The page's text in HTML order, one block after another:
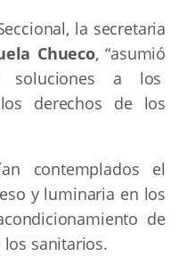
la secretaria
Chueco, “asumió
a los
derechos de los
contemplados el
y luminaria en los
de
los sanitarios.